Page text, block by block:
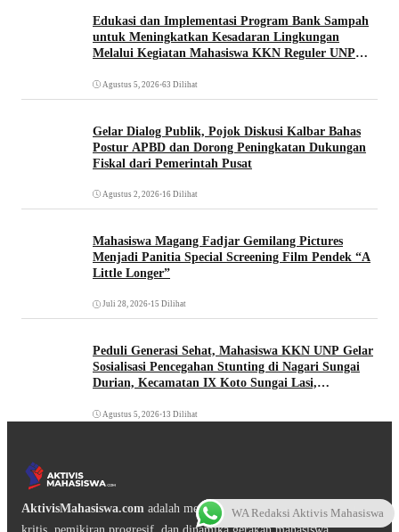
Edukasi dan Implementasi Program Bank Sampah
untuk Meningkatkan Kesadaran Lingkungan
Melalui Kegiatan Mahasiswa KKN Reguler UNP
Agustus 5, 2026•63 Dilihat
Gelar Dialog Publik, Pojok Diskusi Kalbar Bahas
Postur APBD dan Dorong Peningkatan Dukungan
Fiskal dari Pemerintah Pusat
Agustus 2, 2026•16 Dilihat
Mahasiswa Magang Fadjar Gemilang Pictures
Menjadi Panitia Special Screening Film Pendek “A
Little Longer”
Juli 28, 2026•15 Dilihat
Peduli Generasi Sehat, Mahasiswa KKN UNP Gelar
Sosialisasi Pencegahan Stunting di Nagari Sungai
Durian, Kecamatan IX Koto Sungai Lasi,
Agustus 5, 2026•13 Dilihat
AktivisMahasiswa.com adalah media digital yang mengangkat isu
WA Redaksi Aktivis Mahasiswa